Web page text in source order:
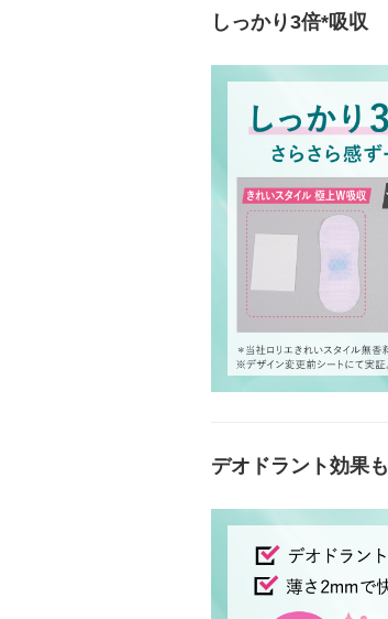
しっかり3倍*吸収
デオドラント効果も